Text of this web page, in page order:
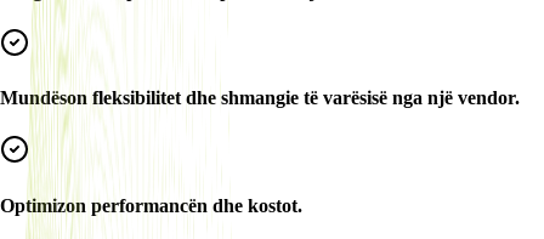
Mundëson fleksibilitet dhe shmangie të varësisë nga një vendor.
Optimizon performancën dhe kostot.